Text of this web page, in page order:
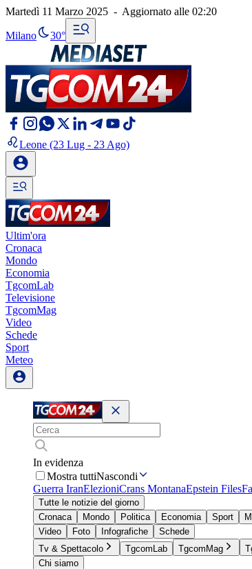
Martedì 11 Marzo 2025 - Aggiornato alle 02:20
Milano 30°
Leone (23 Lug - 23 Ago)
Ultim'ora
Cronaca
Mondo
Economia
TgcomLab
Televisione
TgcomMag
Video
Schede
Sport
Meteo
In evidenza
Mostra tuttiNascondi
Guerra IranElezioniCrans MontanaEpstein Files
Tutte le notizie del giorno
Cronaca
Mondo Politica Economia Sport
Video
Foto Infografiche
Schede
Tv & Spettacolo
TgcomLab TgcomMag
Chi siamo